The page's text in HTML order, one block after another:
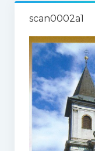
Telestézie
O vodě ze studní
Proutkaření – historie
Telestézická
Kontakty
Kniha návštěv
scan0002a1